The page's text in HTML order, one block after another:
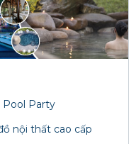
Pool Party
nội thất cao cấp